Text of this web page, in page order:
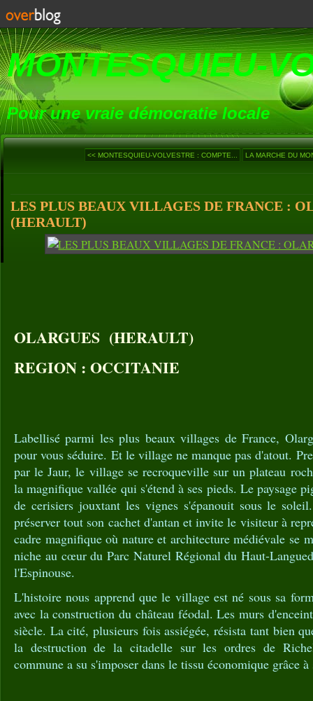
MONTESQUIEU-
Pour une vraie démocratie locale
<< MONTESQUIEU-VOLVESTRE : COMPTE... LA MARCHE DU
LES PLUS BEAUX VILLAGES DE FRANCE :
(HERAULT)
OLARGUES (HERAULT)
REGION : OCCITANIE
Labellisé parmi les plus beaux villages de France,
pour vous séduire. Et le village ne manque pas d'atout.
par le Jaur, le village se recroqueville sur un plateau
la magnifique vallée qui s'étend à ses pieds. Le paysage
de cerisiers jouxtant les vignes s'épanouit sous le
préserver tout son cachet d'antan et invite le visiteur à
cadre magnifique où nature et architecture médiévale se
niche au cœur du Parc Naturel Régional du Haut-
l'Espinouse.
L'histoire nous apprend que le village est né sous sa
avec la construction du château féodal. Les murs
siècle. La cité, plusieurs fois assiégée, résista tant bien
la destruction de la citadelle sur les ordres de
commune a su s'imposer dans le tissu économique grâce